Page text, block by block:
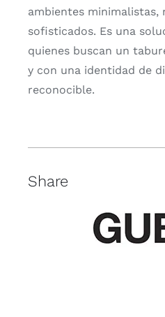
ambientes minimalistas,
sofisticados. Es una
quienes buscan un
y con una identidad de
reconocible.
Share